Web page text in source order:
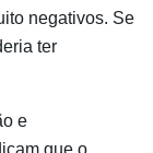
negativos. Se
ter
e
que o